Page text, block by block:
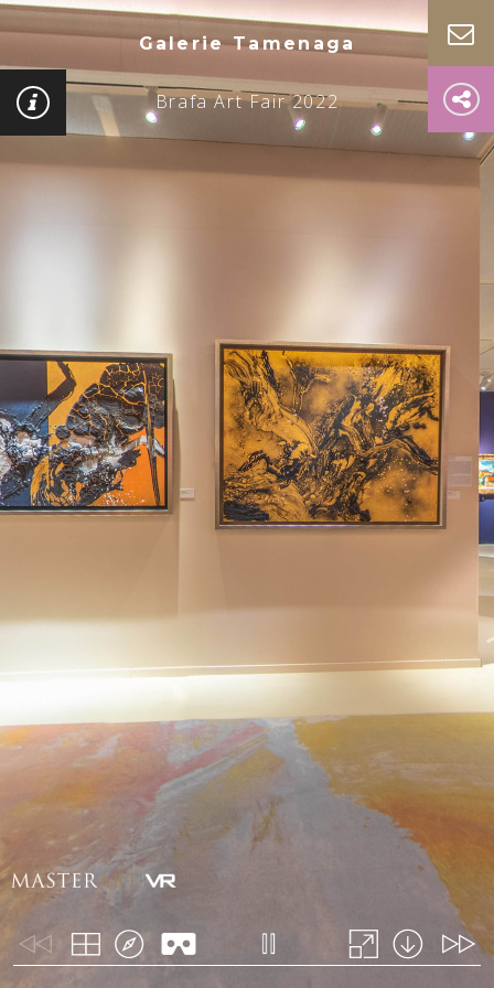
Galerie Tamenaga
Brafa Art Fair 2022